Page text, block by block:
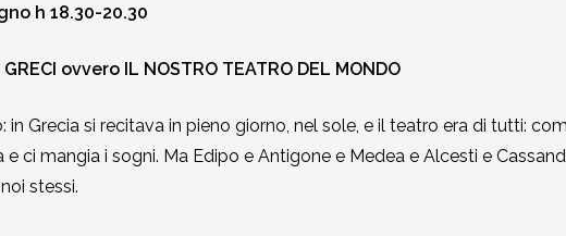
h 18.30-20.30
GRECI ovvero IL NOSTRO TEATRO DEL MONDO
in Grecia si recitava in pieno giorno, nel sole, e il teatro era di tutti:
e ci mangia i sogni. Ma Edipo e Antigone e Medea e Alcesti e
stessi.